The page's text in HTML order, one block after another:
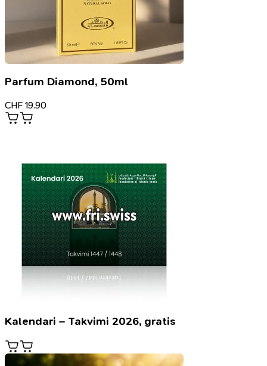
Parfum Diamond, 50ml
CHF 19.90
Kalendari – Takvimi 2026, gratis